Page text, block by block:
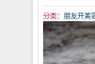
分类： 朋友开美